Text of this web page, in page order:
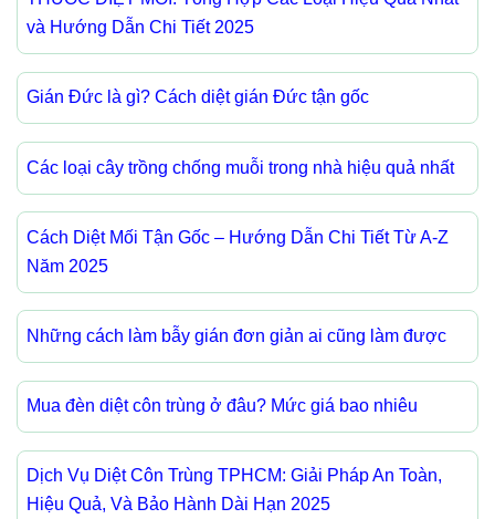
và Hướng Dẫn Chi Tiết 2025
Gián Đức là gì? Cách diệt gián Đức tận gốc
Các loại cây trồng chống muỗi trong nhà hiệu quả nhất
Cách Diệt Mối Tận Gốc – Hướng Dẫn Chi Tiết Từ A-Z
Năm 2025
Những cách làm bẫy gián đơn giản ai cũng làm được
Mua đèn diệt côn trùng ở đâu? Mức giá bao nhiêu
Dịch Vụ Diệt Côn Trùng TPHCM: Giải Pháp An Toàn,
Hiệu Quả, Và Bảo Hành Dài Hạn 2025